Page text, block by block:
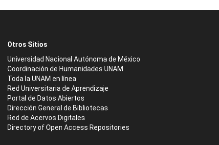
Otros Sitios
Universidad Nacional Autónoma de México
Coordinación de Humanidades UNAM
Toda la UNAM en línea
Red Universitaria de Aprendizaje
Portal de Datos Abiertos
Dirección General de Bibliotecas
Red de Acervos Digitales
Directory of Open Access Repositories